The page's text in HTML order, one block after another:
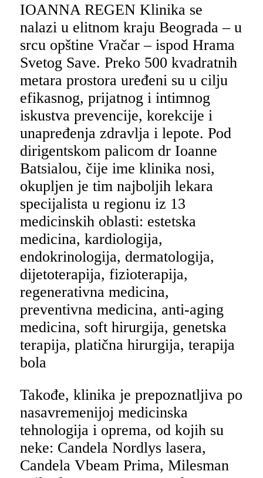
IOANNA REGEN Klinika se
nalazi u elitnom kraju Beograda – u
srcu opštine Vračar – ispod Hrama
Svetog Save. Preko 500 kvadratnih
metara prostora uređeni su u cilju
efikasnog, prijatnog i intimnog
iskustva prevencije, korekcije i
unapređenja zdravlja i lepote. Pod
dirigentskom palicom dr Ioanne
Batsialou, čije ime klinika nosi,
okupljen je tim najboljih lekara
specijalista u regionu iz 13
medicinskih oblasti: estetska
medicina, kardiologija,
endokrinologija, dermatologija,
dijetoterapija, fizioterapija,
regenerativna medicina,
preventivna medicina, anti-aging
medicina, soft hirurgija, genetska
terapija, platična hirurgija, terapija
bola
Takođe, klinika je prepoznatljiva po
nasavremenijoj medicinska
tehnologija i oprema, od kojih su
neke: Candela Nordlys lasera,
Candela Vbeam Prima, Milesman